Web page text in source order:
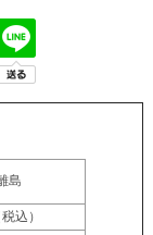
島
込）